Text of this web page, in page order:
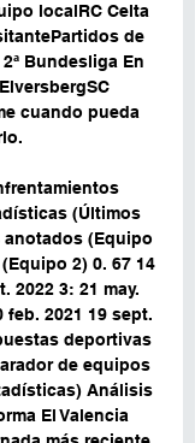
localRC Celta
de
Bundesliga En
cuando pueda
(Últimos
(Equipo
2) 0. 67 14
2022 3: 21 may.
feb. 2021 19 sept.
deportivas
de equipos
Análisis
El Valencia